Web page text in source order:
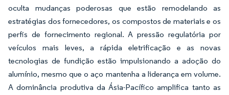
oculta mudanças poderosas que estão remodelando as
estratégias dos fornecedores, os compostos de materiais e os
perfis de fornecimento regional. A pressão regulatória por
veículos mais leves, a rápida eletrificação e as novas
tecnologias de fundição estão impulsionando a adoção do
alumínio, mesmo que o aço mantenha a liderança em volume.
A dominância produtiva da Ásia-Pacífico amplifica tanto as